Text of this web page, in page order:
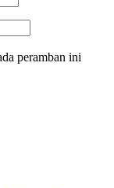
peramban ini